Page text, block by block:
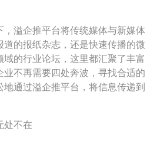
溢企推平台将传统媒体与新媒体
的报纸杂志，还是快速传播的微
的行业论坛，这里都汇聚了丰富
不再需要四处奔波，寻找合适的
通过溢企推平台，将信息传递到
处不在